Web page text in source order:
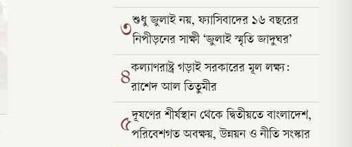
৩শুধু জুলাই নয়, ফ্যাসিবাদের ১৬ বছরের
নিপীড়নের সাক্ষী ‘জুলাই স্মৃতি জাদুঘর’
৪কল্যাণরাষ্ট্র গড়াই সরকারের মূল লক্ষ্য:
রাশেদ আল তিতুমীর
৫দূষণের শীর্ষস্থান থেকে দ্বিতীয়তে বাংলাদেশ,
পরিবেশগত অবক্ষয়, উন্নয়ন ও নীতি সংস্কার